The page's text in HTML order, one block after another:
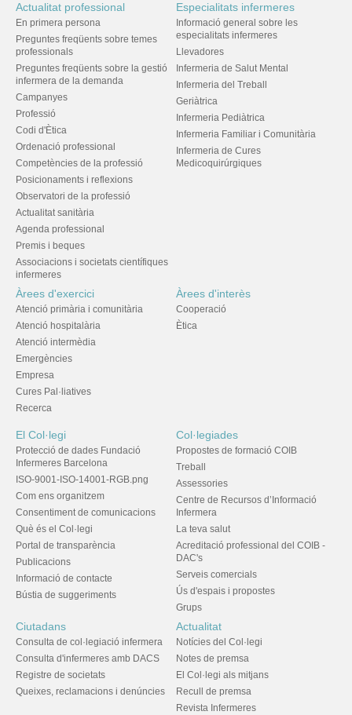
Actualitat professional
En primera persona
Preguntes freqüents sobre temes
professionals
Preguntes freqüents sobre la gestió
infermera de la demanda
Campanyes
Professió
Codi d'Ètica
Ordenació professional
Competències de la professió
Posicionaments i reflexions
Observatori de la professió
Actualitat sanitària
Agenda professional
Premis i beques
Associacions i societats científiques
infermeres
Especialitats infermeres
Informació general sobre les
especialitats infermeres
Llevadores
Infermeria de Salut Mental
Infermeria del Treball
Geriàtrica
Infermeria Pediàtrica
Infermeria Familiar i Comunitària
Infermeria de Cures
Medicoquirúrgiques
Àrees d'exercici
Atenció primària i comunitària
Atenció hospitalària
Atenció intermèdia
Emergències
Empresa
Cures Pal·liatives
Recerca
Àrees d'interès
Cooperació
Ètica
El Col·legi
Protecció de dades Fundació
Infermeres Barcelona
ISO-9001-ISO-14001-RGB.png
Com ens organitzem
Consentiment de comunicacions
Què és el Col·legi
Portal de transparència
Publicacions
Informació de contacte
Bústia de suggeriments
Col·legiades
Propostes de formació COIB
Treball
Assessories
Centre de Recursos d’Informació
Infermera
La teva salut
Acreditació professional del COIB -
DAC's
Serveis comercials
Ús d'espais i propostes
Grups
Ciutadans
Consulta de col·legiació infermera
Consulta d'infermeres amb DACS
Registre de societats
Queixes, reclamacions i denúncies
Actualitat
Notícies del Col·legi
Notes de premsa
El Col·legi als mitjans
Recull de premsa
Revista Infermeres